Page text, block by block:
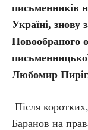
письменників
Україні, знову
Новообраного
Любомир
Після
Баранов на